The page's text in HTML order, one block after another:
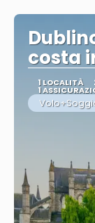
costa
1 LOCALITÀ
1